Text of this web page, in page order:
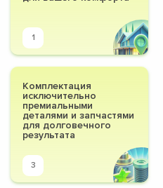
1
Комплектация
исключительно
премиальными
деталями и запчастями
для долговечного
результата
3